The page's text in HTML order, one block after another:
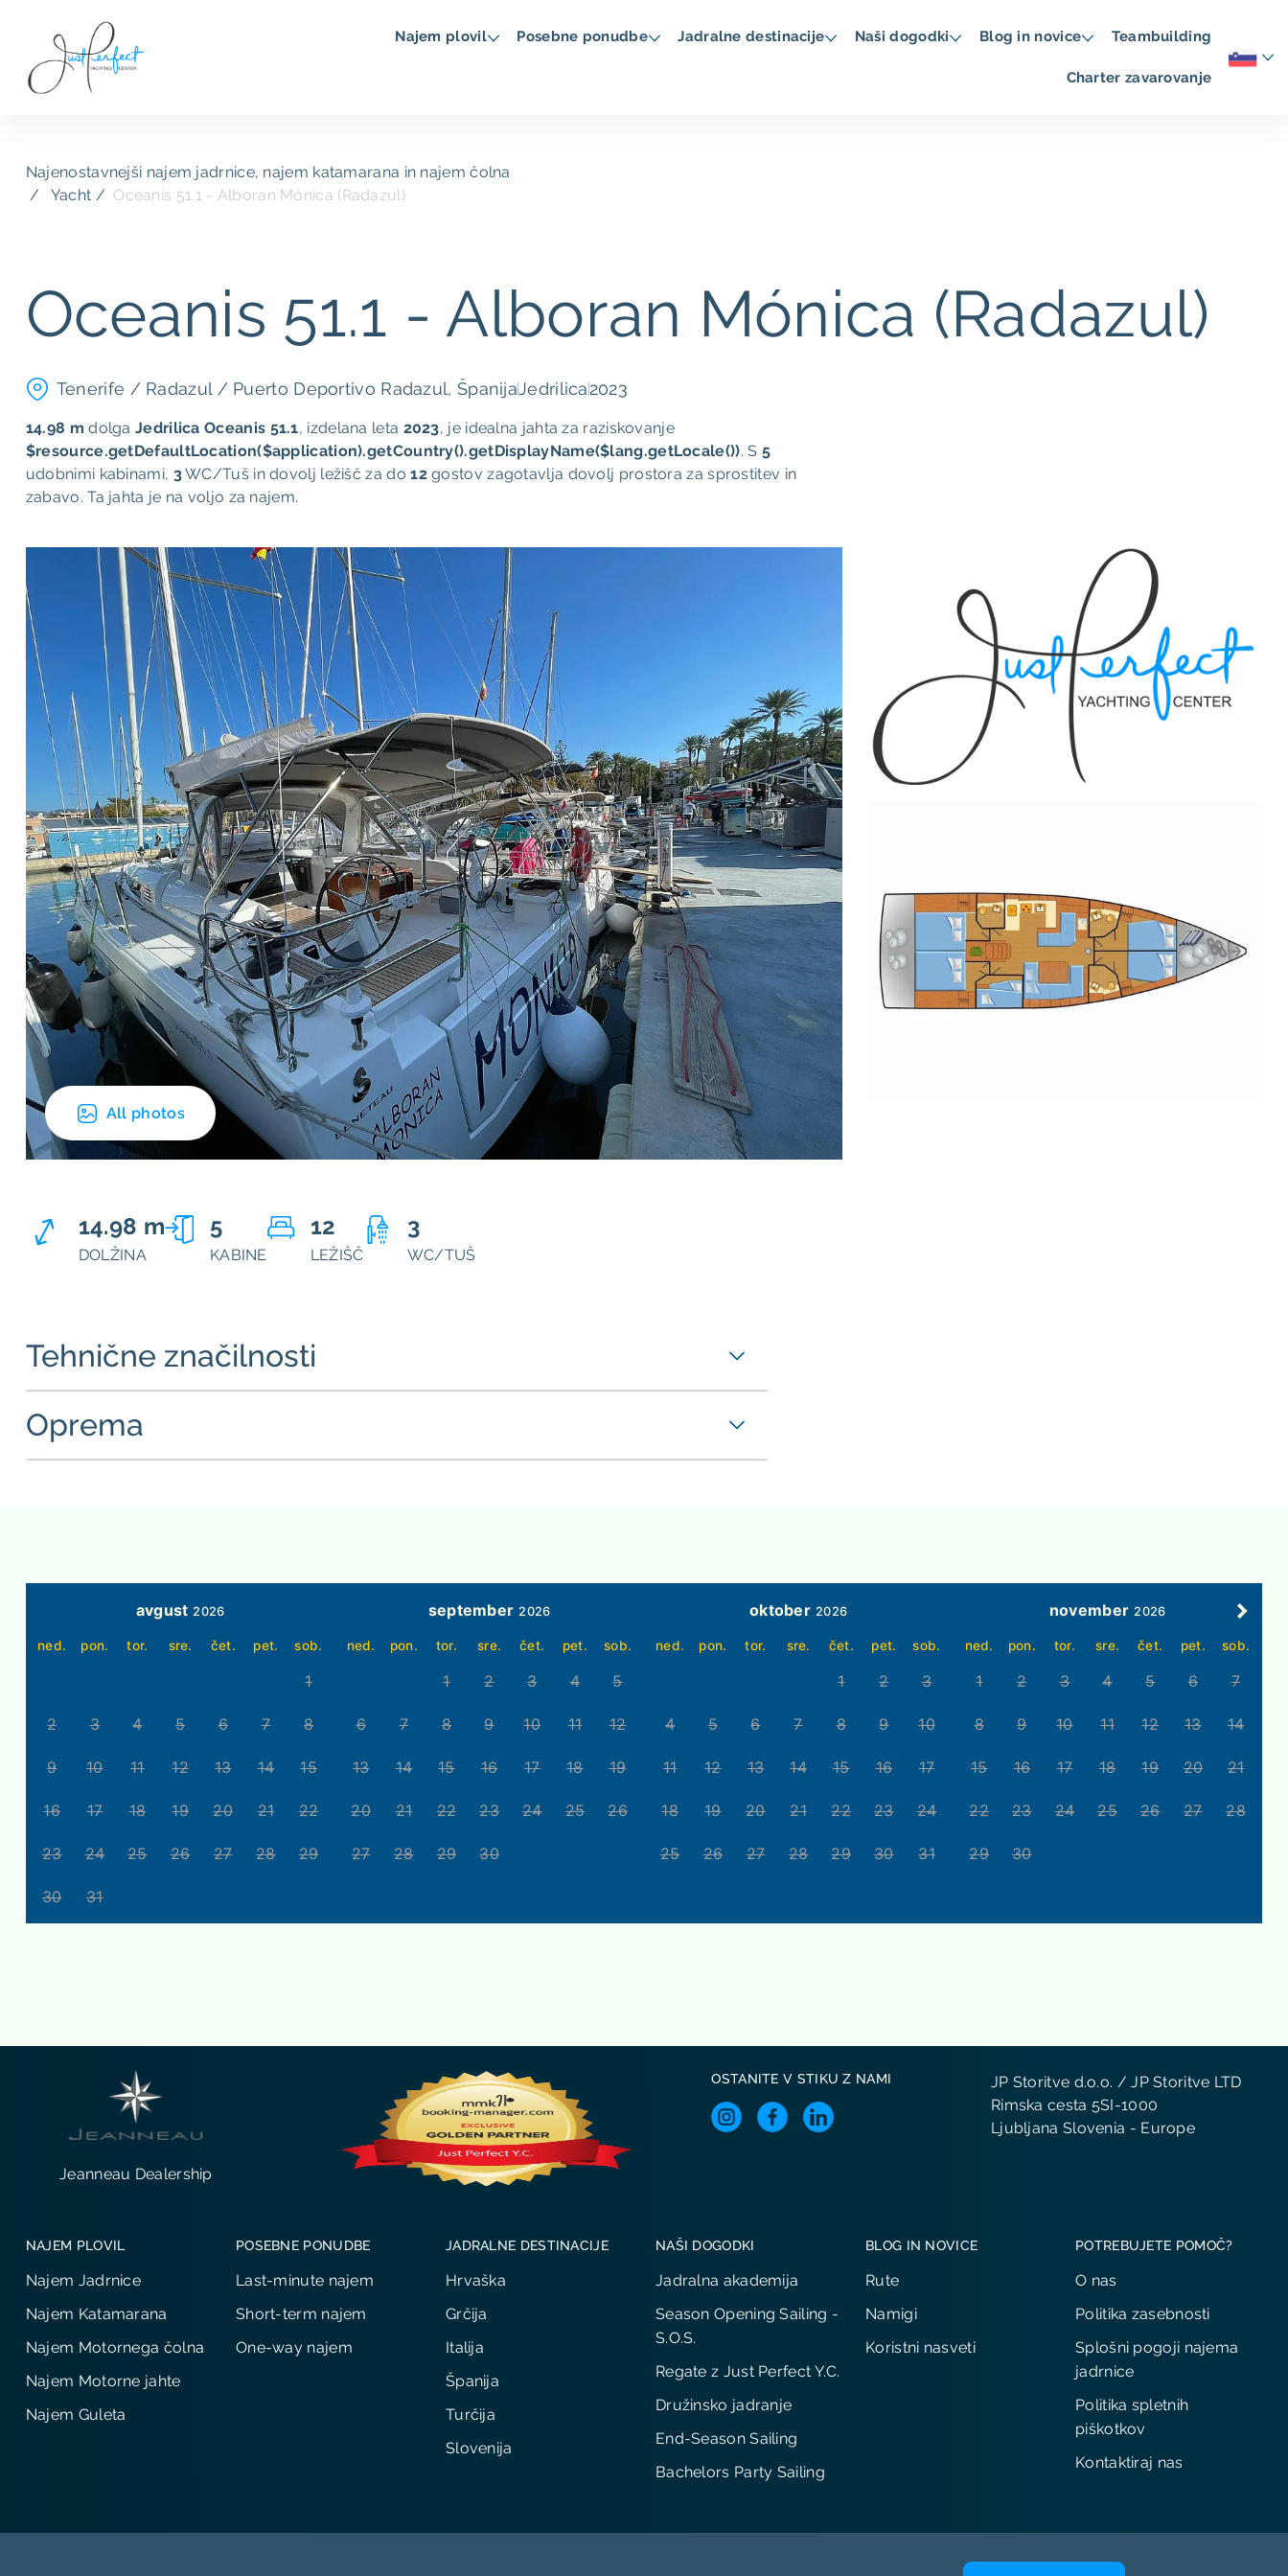
Najem plovil Posebne ponudbe Jadralne destinacije Naši dogodki Blog in novice Teambuilding
Charter zavarovanje
Najenostavnejši najem jadrnice, najem katamarana in najem čolna
Yacht / Oceanis 51.1 - Alboran Mónica (Radazul)
Oceanis 51.1 - Alboran Mónica (Radazul)
Tenerife / Radazul / Puerto Deportivo Radazul, ŠpanijaJedrilica2023
14.98 m dolgaJedrilica Oceanis 51.1, ​​izdelana leta 2023, je idealna jahta za raziskovanje
$resource.getDefaultLocation($application).getCountry().getDisplayName($lang.getLocale()). S 5
udobnimi kabinami, 3WC/Tuš in dovolj ležišč za do12gostov zagotavlja dovolj prostora za sprostitev in
zabavo. Ta jahta je na voljo za najem.
All photos
14.98 m
DOLŽINA
5
KABINE
12
LEŽIŠČ
3
WC/TUŠ
Tehnične značilnosti
Oprema
avgust 2026
ned. pon. tor. sre. čet. pet. sob.
1
2 3 4 5 6 7 8
9 10 11 12 13 14 15
16 17 18 19 20 21 22
23 24 25 26 27 28 29
30 31
september 2026
ned. pon. tor. sre. čet. pet. sob.
1 2 3 4 5
6 7 8 9 10 11 12
13 14 15 16 17 18 19
20 21 22 23 24 25 26
27 28 29 30
oktober 2026
ned. pon. tor. sre. čet. pet. sob.
1 2 3
4 5 6 7 8 9 10
11 12 13 14 15 16 17
18 19 20 21 22 23 24
25 26 27 28 29 30 31
november 2026
ned. pon. tor. sre. čet. pet. sob.
1 2 3 4 5 6 7
8 9 10 11 12 13 14
15 16 17 18 19 20 21
22 23 24 25 26 27 28
29 30
Jeanneau Dealership
OSTANITE V STIKU Z NAMI
JP Storitve d.o.o. / JP Storitve LTD
Rimska cesta 5SI-1000
Ljubljana Slovenia - Europe
NAJEM PLOVIL
Najem Jadrnice
Najem Katamarana
Najem Motornega čolna
Najem Motorne jahte
Najem Guleta
POSEBNE PONUDBE
Last-minute najem
Short-term najem
One-way najem
JADRALNE DESTINACIJE
Hrvaška
Grčija
Italija
Španija
Turčija
Slovenija
NAŠI DOGODKI
Jadralna akademija
Season Opening Sailing -
S.O.S.
Regate z Just Perfect Y.C.
Družinsko jadranje
End-Season Sailing
Bachelors Party Sailing
BLOG IN NOVICE
Rute
Namigi
Koristni nasveti
POTREBUJETE POMOČ?
O nas
Politika zasebnosti
Splošni pogoji najema
jadrnice
Politika spletnih
piškotkov
Kontaktiraj nas